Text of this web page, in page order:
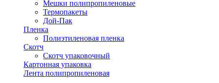
Мешки полипропиленовые
Термопакеты
Дой-Пак
Пленка
Полиэтиленовая пленка
Скотч
Скотч упаковочный
Картонная упаковка
Лента полипропиленовая